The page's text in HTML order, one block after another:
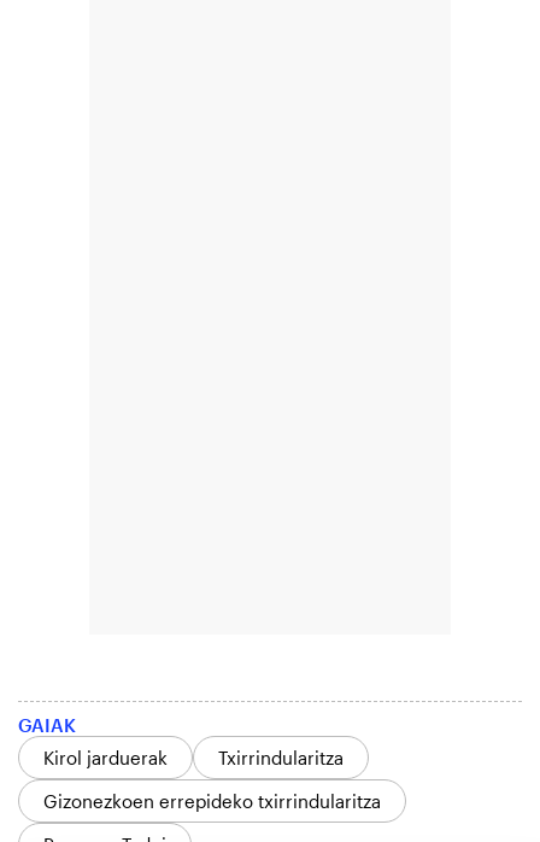
GAIAK
Kirol jarduerak
Txirrindularitza
Gizonezkoen errepideko txirrindularitza